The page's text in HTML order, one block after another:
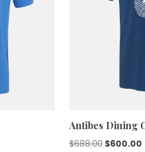
Antibes Dining
$688.00 El
$600.00El